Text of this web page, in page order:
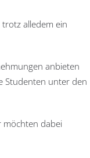
alledem ein
anbieten
Studenten unter den
möchten dabei